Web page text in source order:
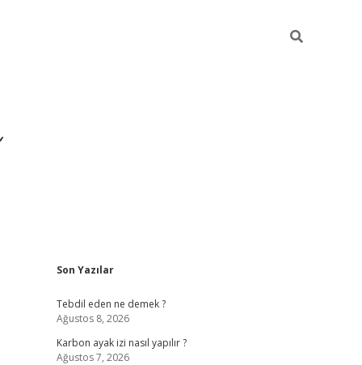
Sidebar
Son Yazılar
Tebdil eden ne demek ?
Ağustos 8, 2026
Karbon ayak izi nasıl yapılır ?
Ağustos 7, 2026